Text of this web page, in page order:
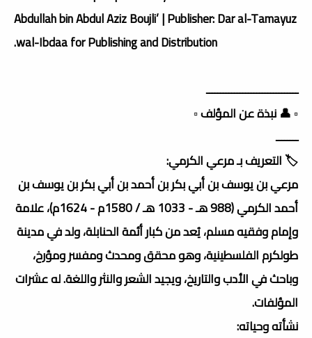
Abdullah bin Abdul Aziz Boujli’ | Publisher: Dar al-Tamayuz
wal-Ibdaa for Publishing and Distribution.
ـــــــــــــــــــــــــــــــــ
▫️ 👤 نبذة عن المؤلف ▫️
ــــــــ
🏷️ التعريف بـ مرعي الكرمي:
مرعي بن يوسف بن أبي بكر بن أحمد بن أبي بكر بن يوسف بن
أحمد الكرمي (988 هـ - 1033 هـ / 1580م - 1624م)، علامة
وإمام وفقيه مسلم، يُعد من كبار أئمة الحنابلة، ولد في مدينة
طولكرم الفلسطينية، وهو محقق ومحدث ومفسر ومؤرخ،
وباحث في الأدب والتاريخ، ويجيد الشعر والنثر واللغة. له عشرات
المؤلفات.
نشأته وحياته: